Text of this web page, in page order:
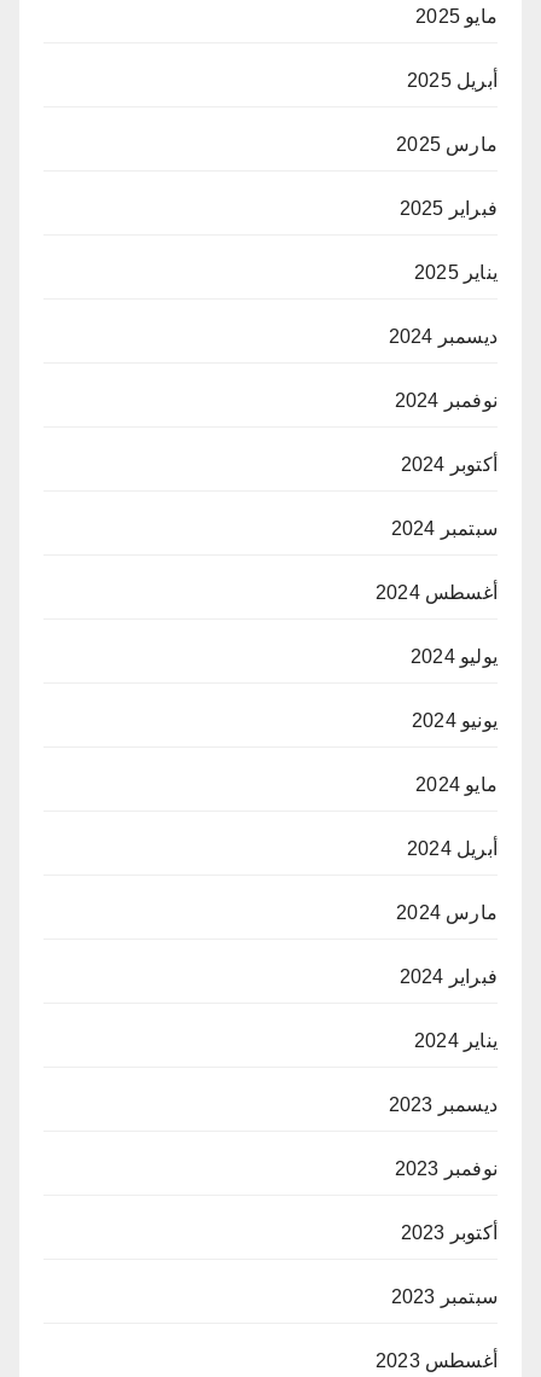
مايو 2025
أبريل 2025
مارس 2025
فبراير 2025
يناير 2025
ديسمبر 2024
نوفمبر 2024
أكتوبر 2024
سبتمبر 2024
أغسطس 2024
يوليو 2024
يونيو 2024
مايو 2024
أبريل 2024
مارس 2024
فبراير 2024
يناير 2024
ديسمبر 2023
نوفمبر 2023
أكتوبر 2023
سبتمبر 2023
أغسطس 2023